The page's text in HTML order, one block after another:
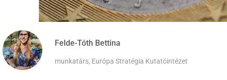
Felde-Tóth Bettina
munkatárs, Európa Stratégia Kutatóintézet